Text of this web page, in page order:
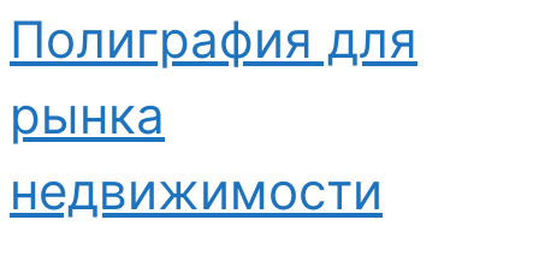
Полиграфия для
рынка
недвижимости